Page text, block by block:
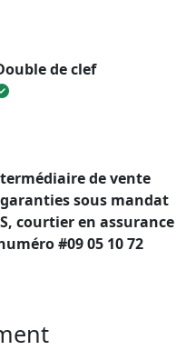
de clef
de vente
sous mandat
courtier en assurance
#09 05 10 72